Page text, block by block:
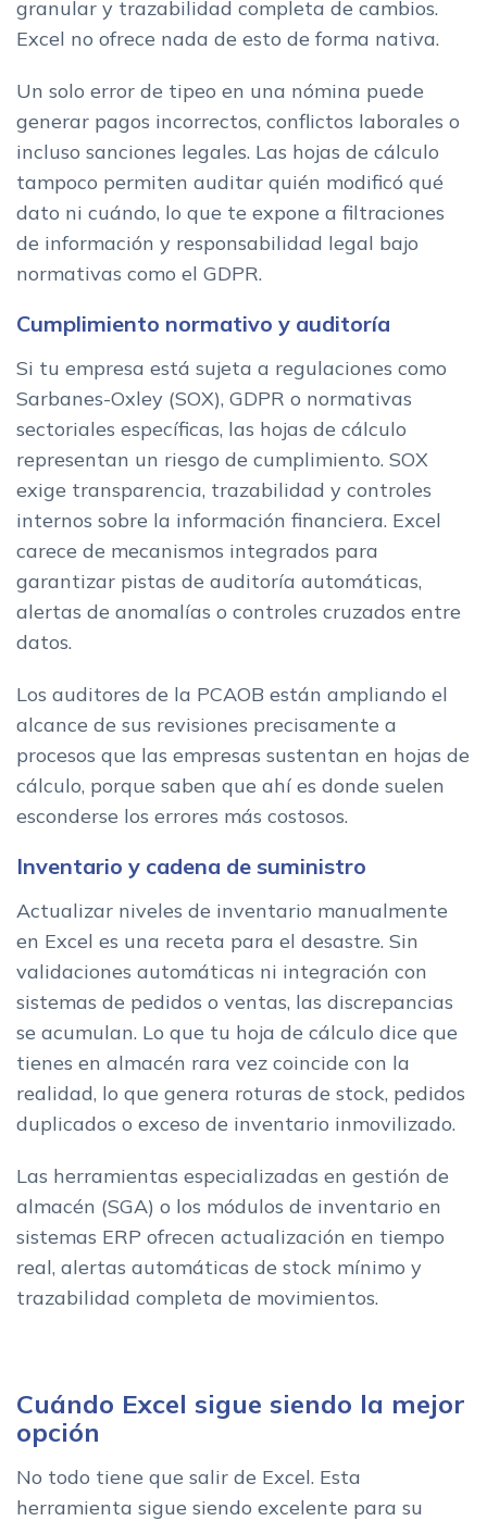
granular y trazabilidad completa de cambios.
Excel no ofrece nada de esto de forma nativa.
Un solo error de tipeo en una nómina puede
generar pagos incorrectos, conflictos laborales o
incluso sanciones legales. Las hojas de cálculo
tampoco permiten auditar quién modificó qué
dato ni cuándo, lo que te expone a filtraciones
de información y responsabilidad legal bajo
normativas como el GDPR.
Cumplimiento normativo y auditoría
Si tu empresa está sujeta a regulaciones como
Sarbanes-Oxley (SOX), GDPR o normativas
sectoriales específicas, las hojas de cálculo
representan un riesgo de cumplimiento. SOX
exige transparencia, trazabilidad y controles
internos sobre la información financiera. Excel
carece de mecanismos integrados para
garantizar pistas de auditoría automáticas,
alertas de anomalías o controles cruzados entre
datos.
Los auditores de la PCAOB están ampliando el
alcance de sus revisiones precisamente a
procesos que las empresas sustentan en hojas de
cálculo, porque saben que ahí es donde suelen
esconderse los errores más costosos.
Inventario y cadena de suministro
Actualizar niveles de inventario manualmente
en Excel es una receta para el desastre. Sin
validaciones automáticas ni integración con
sistemas de pedidos o ventas, las discrepancias
se acumulan. Lo que tu hoja de cálculo dice que
tienes en almacén rara vez coincide con la
realidad, lo que genera roturas de stock, pedidos
duplicados o exceso de inventario inmovilizado.
Las herramientas especializadas en gestión de
almacén (SGA) o los módulos de inventario en
sistemas ERP ofrecen actualización en tiempo
real, alertas automáticas de stock mínimo y
trazabilidad completa de movimientos.
Cuándo Excel sigue siendo la mejor
opción
No todo tiene que salir de Excel. Esta
herramienta sigue siendo excelente para su